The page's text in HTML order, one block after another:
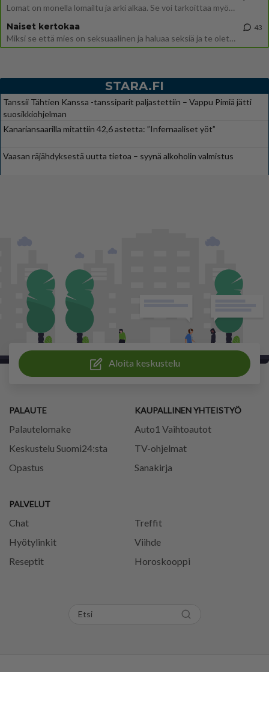
Lomat on monella lomailtu ja arki alkaa. Se voi tarkoittaa myös sitä, että grillailut on grillattu ja palataan arjen ruo
Naiset kertokaa
Miksi se että mies on seksuaalinen ja haluaa seksiä ja te olette hänen mielestänne haluttava on vastenmielistä? Mikä sii
43
STARA.FI
Tanssii Tähtien Kanssa -tanssiparit paljastettiin – Vappu Pimiä jätti
suosikkiohjelman
Kanariansaarilla mitattiin 42,6 astetta: ”Infernaaliset yöt”
Vaasan räjähdyksestä uutta tietoa – syynä alkoholin valmistus
Aloita keskustelu
PALAUTE
Palautelomake
Keskustelu Suomi24:sta
Opastus
PALVELUT
Chat
Treffit
Hyötylinkit
Viihde
Reseptit
Horoskooppi
KAUPALLINEN YHTEISTYÖ
Auto1 Vaihtoautot
TV-ohjelmat
Sanakirja